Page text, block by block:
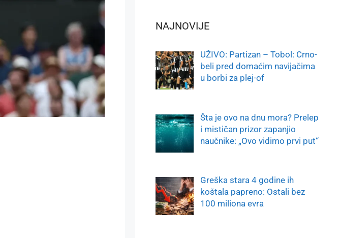
NAJNOVIJE
UŽIVO: Partizan – Tobol: Crno-
beli pred domaćim navijačima
u borbi za plej-of
Šta je ovo na dnu mora? Prelep
i mističan prizor zapanjio
naučnike: „Ovo vidimo prvi put“
Greška stara 4 godine ih
koštala papreno: Ostali bez
100 miliona evra